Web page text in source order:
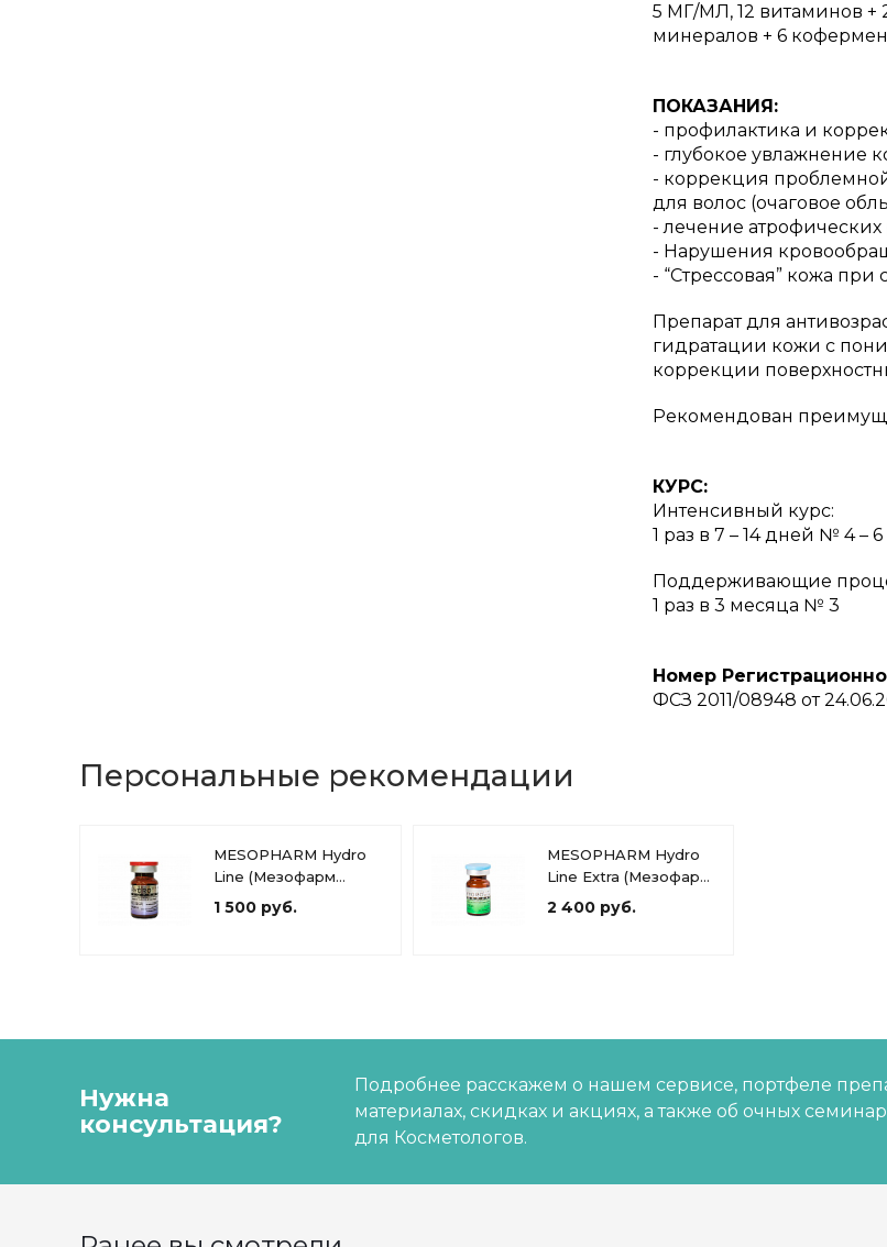
5 МГ/МЛ, 12 витаминов +
минералов + 6
ПОКАЗАНИЯ:
- профилактика и
- глубокое увлажнение
- коррекция
для волос (очаговое
- лечение атрофических
- Нарушения
- “Стрессовая” кожа
Препарат для
гидратации кожи с
коррекции
Рекомендован
КУРС:
Интенсивный курс:
1 раз в 7 – 14 дней № 4 – 6
Поддерживающие
1 раз в 3 месяца № 3
Номер
ФСЗ 2011/08948 от
Персональные рекомендации
MESOPHARM Hydro
Line (Мезофарм
Гидро Лайн)
1 500 руб.
MESOPHARM Hydro
Line Extra (Мезофарм
Гидро Лайн Экстра)
2 400 руб.
Нужна
консультация?
Подробнее расскажем о нашем сервисе, портфеле
материалах, скидках и акциях, а также об очных
для Косметологов.